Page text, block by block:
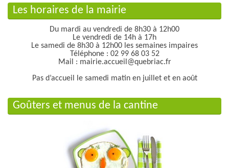
Les horaires de la mairie
Du mardi au vendredi de 8h30 à 12h00
Le vendredi de 14h à 17h
Le samedi de 8h30 à 12h00 les semaines impaires
Téléphone : 02 99 68 03 52
Mail : mairie.accueil@quebriac.fr
Pas d’accueil le samedi matin en juillet et en août
Goûters et menus de la cantine